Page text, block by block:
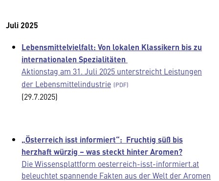
Juli 2025
Lebensmittelvielfalt: Von lokalen Klassikern bis zu
internationalen Spezialitäten
Aktionstag am 31. Juli 2025 unterstreicht Leistungen
der Lebensmittelindustrie
(29.7.2025)
„Österreich isst informiert“: Fruchtig süß bis
herzhaft würzig – was steckt hinter Aromen?
Die Wissensplattform oesterreich-isst-informiert.at
beleuchtet spannende Fakten aus der Welt der Aromen